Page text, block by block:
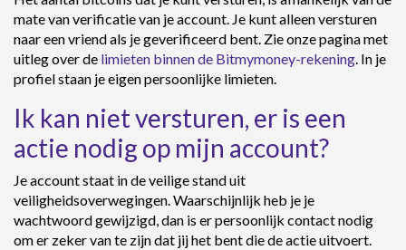
mate van verificatie van je account. Je kunt alleen versturen
naar een vriend als je geverificeerd bent. Zie onze pagina met
uitleg over de limieten binnen de Bitmymoney-rekening. In je
profiel staan je eigen persoonlijke limieten.
Ik kan niet versturen, er is een
actie nodig op mijn account?
Je account staat in de veilige stand uit
veiligheidsoverwegingen. Waarschijnlijk heb je je
wachtwoord gewijzigd, dan is er persoonlijk contact nodig
om er zeker van te zijn dat jij het bent die de actie uitvoert.